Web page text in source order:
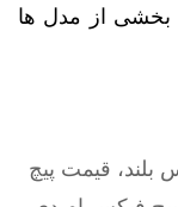
بخشی از مدل ها